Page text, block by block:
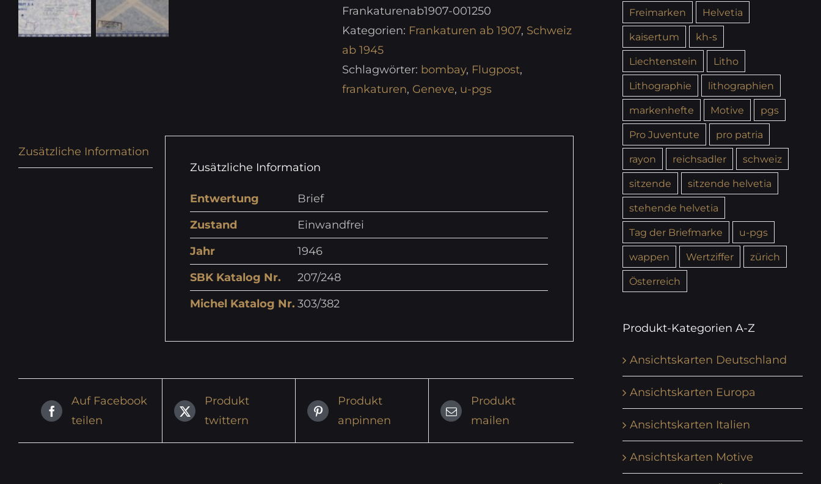
Frankaturenab1907-001250
Kategorien: Frankaturen ab 1907, Schweiz
ab 1945
Schlagwörter: bombay, Flugpost,
frankaturen, Geneve, u-pgs
Zusätzliche Information
Zusätzliche Information
Entwertung
Brief
Zustand
Einwandfrei
Jahr
1946
SBK Katalog Nr.
207/248
Michel Katalog Nr. 303/382
Auf Facebook
teilen
Produkt
twittern
Produkt
anpinnen
Produkt
mailen
Freimarken
Helvetia
kaisertum
kh-s
Liechtenstein
Litho
Lithographie
lithographien
markenhefte
Motive
pgs
Pro Juventute
pro patria
rayon
reichsadler
schweiz
sitzende
sitzende helvetia
stehende helvetia
Tag der Briefmarke
u-pgs
wappen
Wertziffer
zürich
Österreich
Produkt-Kategorien A-Z
Ansichtskarten Deutschland
Ansichtskarten Europa
Ansichtskarten Italien
Ansichtskarten Motive